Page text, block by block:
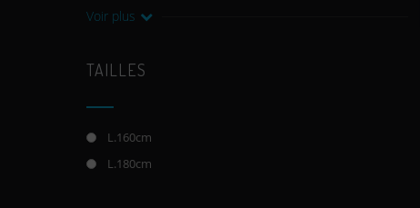
Voir plus
TAILLES
L.160cm
L.180cm